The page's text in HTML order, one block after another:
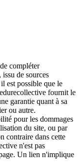
compléter
de sources
est possible que le
fournit le
garantie quant à sa
ou autre.
pour les dommages
du site, ou par
contraire dans cette
n'est pas
Un lien n'implique